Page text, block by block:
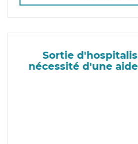
Sortie
nécessité d'une